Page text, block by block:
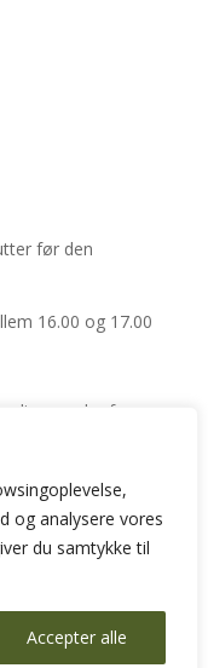
og analysere vores
du samtykke til
Accepter alle
før den
16.00 og 17.00
under fanen
a la carte.